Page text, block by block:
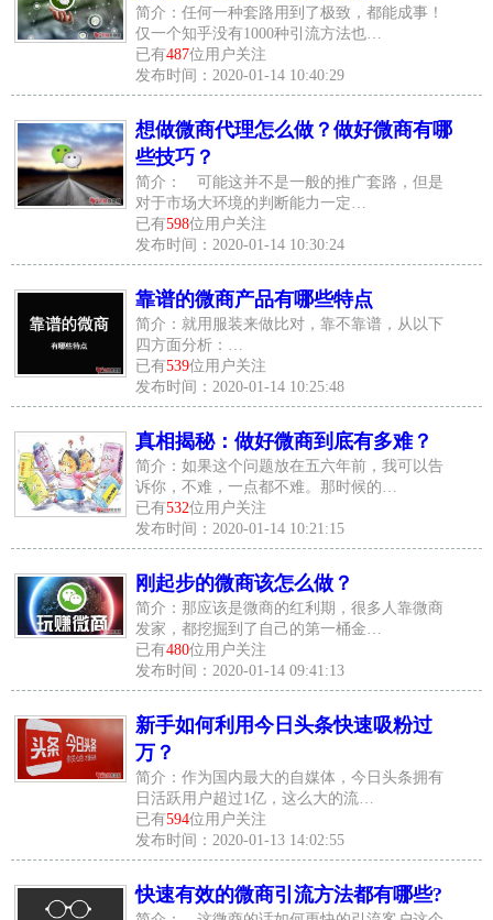
简介：任何一种套路用到了极致，都能成事！
仅一个知乎没有1000种引流方法也…
已有487位用户关注
发布时间：2020-01-14 10:40:29
想做微商代理怎么做？做好微商有哪
些技巧？
简介： 可能这并不是一般的推广套路，但是
对于市场大环境的判断能力一定…
已有598位用户关注
发布时间：2020-01-14 10:30:24
靠谱的微商产品有哪些特点
简介：就用服装来做比对，靠不靠谱，从以下
四方面分析：…
已有539位用户关注
发布时间：2020-01-14 10:25:48
真相揭秘：做好微商到底有多难？
简介：如果这个问题放在五六年前，我可以告
诉你，不难，一点都不难。那时候的…
已有532位用户关注
发布时间：2020-01-14 10:21:15
刚起步的微商该怎么做？
简介：那应该是微商的红利期，很多人靠微商
发家，都挖掘到了自己的第一桶金…
已有480位用户关注
发布时间：2020-01-14 09:41:13
新手如何利用今日头条快速吸粉过
万？
简介：作为国内最大的自媒体，今日头条拥有
日活跃用户超过1亿，这么大的流…
已有594位用户关注
发布时间：2020-01-13 14:02:55
快速有效的微商引流方法都有哪些?